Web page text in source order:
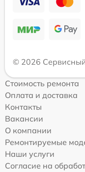
© 2026
Стоимость ремонта
Оплата и доставка
Контакты
Вакансии
О компании
Ремонтируемые
Наши услуги
Согласие на